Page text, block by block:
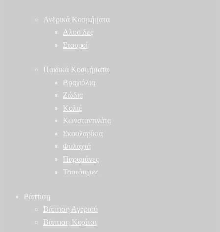
Ανδρικά Κοσμήματα
Αλυσίδες
Σταυροί
Παιδικά Κοσμήματα
Βραχιόλια
Ζώδια
Κολιέ
Κωνσταντινάτα
Σκουλαρίκια
Φυλαχτά
Παραμάνες
Ταυτότητες
Βάπτιση
Βάπτιση Αγοριού
Βάπτιση Κορίτσι